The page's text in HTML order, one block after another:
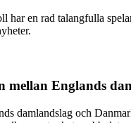
har en rad talangfulla
mellan Englands
damlandslag och